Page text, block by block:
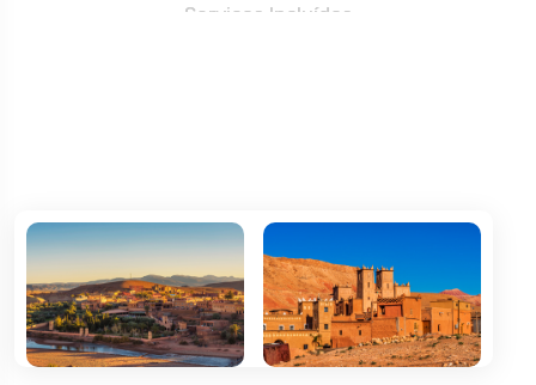
Serviços Incluídos
peça de bagagem até 23 kg
Seguro Multiviagens Plus Seguro Multiviagens Plus
Taxas de aviação, sujeitas a alteração Taxas de
aviação, sujeitas a alteração
Visitas com guia local bilingue e entradas nos locais a